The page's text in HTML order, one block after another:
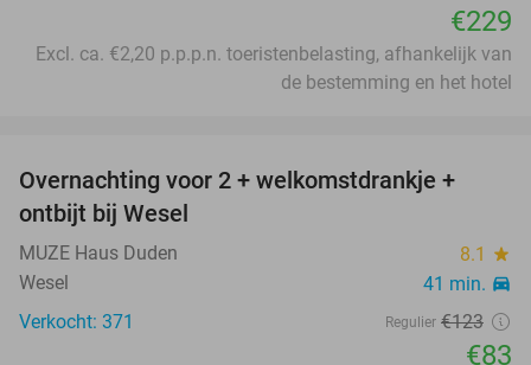
€229
Excl. ca. €2,20 p.p.p.n. toeristenbelasting, afhankelijk van
de bestemming en het hotel
Overnachting voor 2 + welkomstdrankje +
ontbijt bij Wesel
MUZE Haus Duden 8.1 star
Wesel 41 min. directions_car
Verkocht: 371 Regulier €123
€83